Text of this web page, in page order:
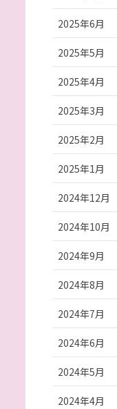
2025年6月
2025年5月
2025年4月
2025年3月
2025年2月
2025年1月
2024年12月
2024年10月
2024年9月
2024年8月
2024年7月
2024年6月
2024年5月
2024年4月